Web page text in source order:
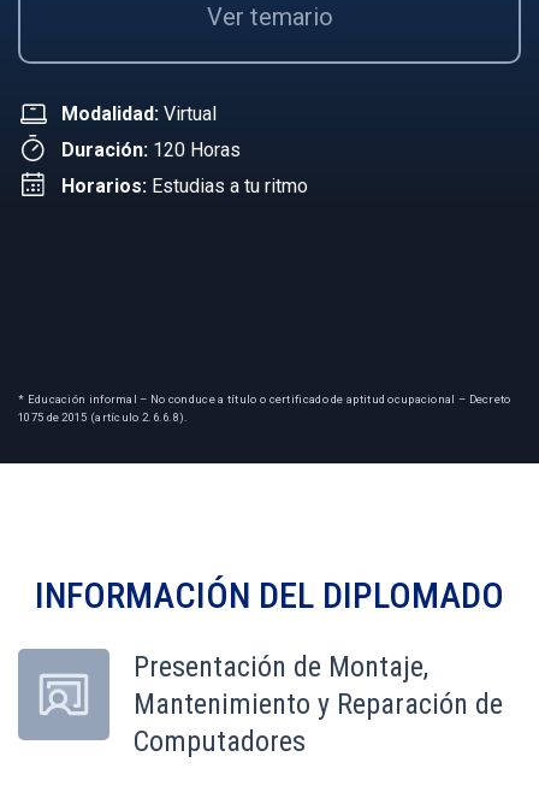
Ver temario
Modalidad: Virtual
Duración: 120 Horas
Horarios: Estudias a tu ritmo
* Educación informal – No conduce a título o certificado de aptitud ocupacional – Decreto
1075 de 2015 (artículo 2.6.6.8).
INFORMACIÓN DEL DIPLOMADO
Presentación de Montaje,
Mantenimiento y Reparación de
Computadores